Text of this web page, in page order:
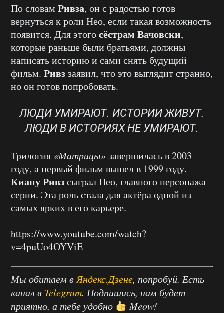
По словам Ривза, он с радостью готов
вернуться к роли Нео, если такая возможность
появится. Для этогосёстрам Вачовски,
которые раньше были братьями, должны
написать историю и сами снять будущий
фильм. Ривззаявил, что это выглядит странно,
но он готов попробовать.
ЛЮДИ УМИРАЮТ. ИСТОРИИ ЖИВУТ.
ЛЮДИ В ИСТОРИЯХ НЕ УМИРАЮТ.
Трилогия «Матрицы»завершилась в 2003
году, а первый фильм вышел в 1999 году.
Киану Ривзсыграл Нео, главного персонажа
серии. Эта роль стала для актёра одной из
самых ярких в его карьере.
https://www.youtube.com/watch?
v=4puUo4OYViE
Мы обитаем в Яндекс.Дзене, попробуй. Есть
канал в Telegram. Подпишись, нам будет
приятно, а тебе удобно
Meow!